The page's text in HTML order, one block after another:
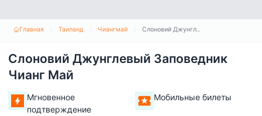
Главная Таиланд Чиангмай Слоновий Джунглевый Заповедник Чианг Май
Слоновий Джунглевый Заповедник
Чианг Май
Мгновенное
подтверждение
Мобильные билеты